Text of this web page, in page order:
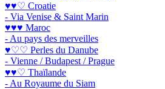
♥♥♡ Croatie
- Via Venise & Saint Marin
♥♥♥ Maroc
- Au pays des merveilles
♥♡♡ Perles du Danube
- Vienne / Budapest / Prague
♥♥♡ Thaïlande
- Au Royaume du Siam